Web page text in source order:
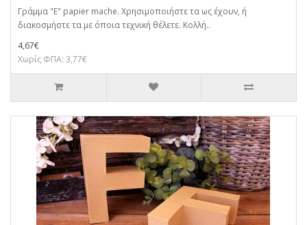
Γράμμα "E" papier mache. Xρησιμοποιήστε τα ως έχουν, ή
διακοσμήστε τα με όποια τεχνική θέλετε. Κολλή..
4,67€
Χωρίς ΦΠΑ: 3,77€